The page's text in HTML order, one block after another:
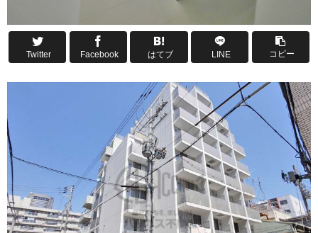
Twitter Facebook はてブ LINE コピー